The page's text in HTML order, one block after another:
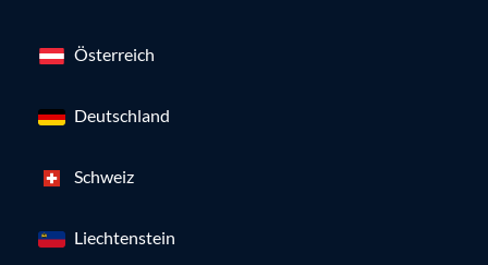
Österreich
Deutschland
Schweiz
Liechtenstein